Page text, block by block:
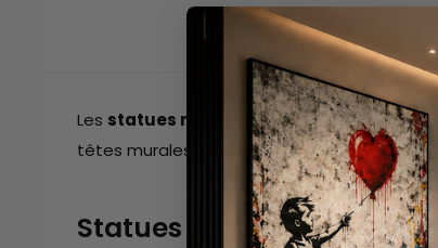
Les statues résine street artsont le
têtes murales ou figurines graffiti —
Statues résine street art :